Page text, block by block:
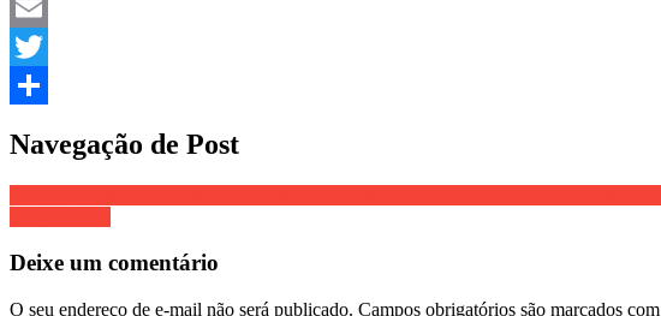
Facebook
Email
Twitter
Navegação de Post
Deixe um comentário
O seu endereço de e-mail não será publicado. Campos obrigatórios são marcados com